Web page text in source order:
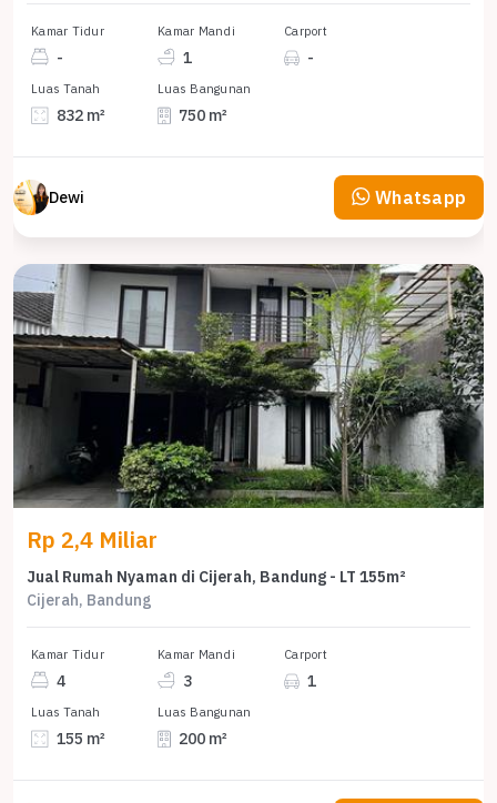
Kamar Tidur
-
Kamar Mandi
1
Carport
-
Luas Tanah
832 m²
Luas Bangunan
750 m²
Dewi Whatsapp
Rp 2,4 Miliar
Jual Rumah Nyaman di Cijerah, Bandung - LT 155m²
Cijerah, Bandung
Kamar Tidur
4
Kamar Mandi
3
Carport
1
Luas Tanah
155 m²
Luas Bangunan
200 m²